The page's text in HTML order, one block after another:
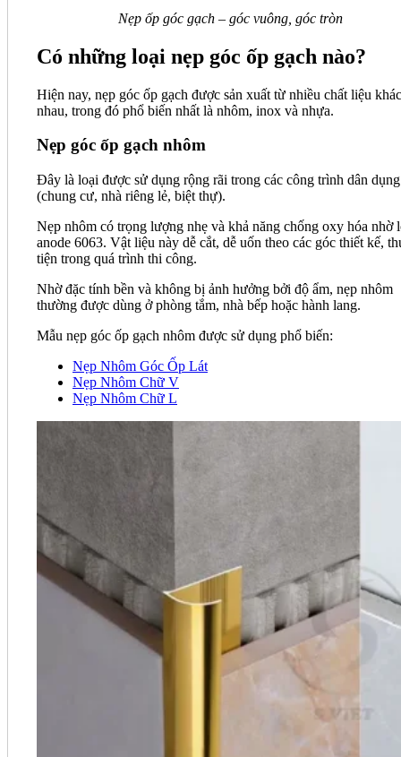
Nẹp ốp góc gạch – góc vuông, góc tròn
Có những loại nẹp góc ốp gạch nào?
Hiện nay, nẹp góc ốp gạch được sản xuất từ nhiều chất liệu khác
nhau, trong đó phổ biến nhất là nhôm, inox và nhựa.
Nẹp góc ốp gạch nhôm
Đây là loại được sử dụng rộng rãi trong các công trình dân dụng
(chung cư, nhà riêng lẻ, biệt thự).
Nẹp nhôm có trọng lượng nhẹ và khả năng chống oxy hóa nhờ
anode 6063. Vật liệu này dễ cắt, dễ uốn theo các góc thiết kế,
tiện trong quá trình thi công.
Nhờ đặc tính bền và không bị ảnh hưởng bởi độ ẩm, nẹp nhôm
thường được dùng ở phòng tắm, nhà bếp hoặc hành lang.
Mẫu nẹp góc ốp gạch nhôm được sử dụng phổ biến:
Nẹp Nhôm Góc Ốp Lát
Nẹp Nhôm Chữ V
Nẹp Nhôm Chữ L